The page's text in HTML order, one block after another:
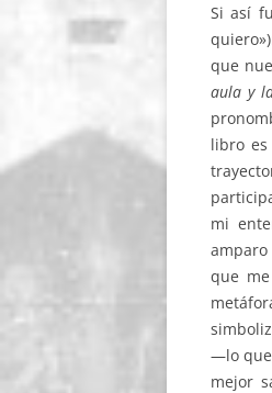
Si así
que
aula y
libro
mi
que
—lo que
mejor